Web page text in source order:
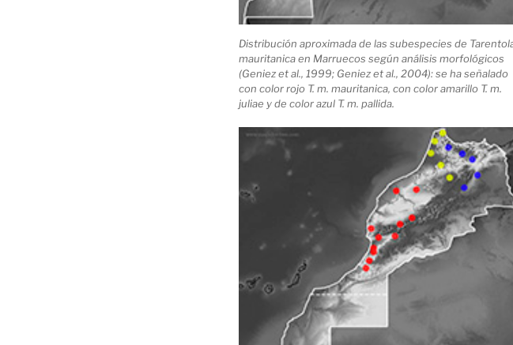
Distribución aproximada de las subespecies de
mauritanica en Marruecos según análisis morfológicos
(Geniez et al., 1999; Geniez et al., 2004): se ha señalado
con color rojo T. m. mauritanica, con color amarillo T. m.
juliae y de color azul T. m. pallida.